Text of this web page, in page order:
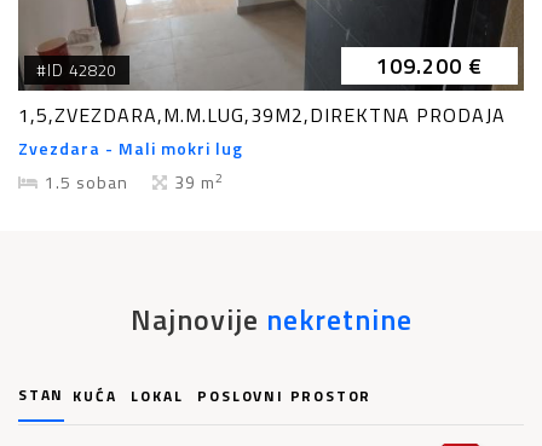
#ID 42820 109.200 €
1,5,ZVEZDARA,M.M.LUG,39M2,DIREKTNA PRODAJA
Zvezdara - Mali mokri lug
1.5 soban
39 m2
Najnovije nekretnine
STAN KUĆA LOKAL POSLOVNI PROSTOR